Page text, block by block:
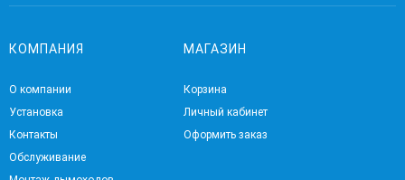
КОМПАНИЯ
О компании
Установка
Контакты
Обслуживание
МАГАЗИН
Корзина
Личный кабинет
Оформить заказ